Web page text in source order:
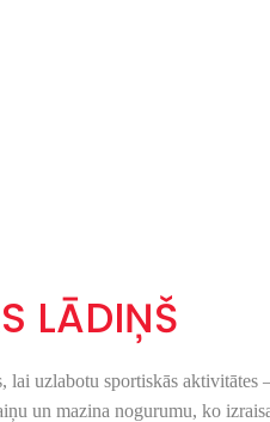
LĀDIŅŠ
lai uzlabotu sportiskās aktivitātes
un mazina nogurumu, ko